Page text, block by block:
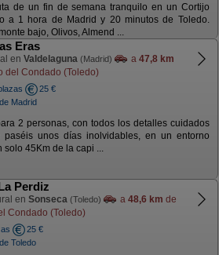
de un fin de semana tranquilo en un Cortijo
a 1 hora de Madrid y 20 minutos de Toledo.
bajo, Olivos, Almend ...
Eras
en Valdelaguna (Madrid) a 47,8 km
del Condado (Toledo)
25 €
Madrid
2 personas, con todos los detalles cuidados
paséis unos días inolvidables, en un entorno
solo 45Km de la capi ...
Perdiz
en Sonseca (Toledo) a 48,6 km de
Condado (Toledo)
25 €
Toledo